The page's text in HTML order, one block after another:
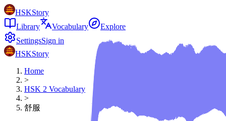
HSKStory
Library
Vocabulary
Explore
SettingsSign in
HSKStory
Home
>
HSK 2 Vocabulary
>
舒服